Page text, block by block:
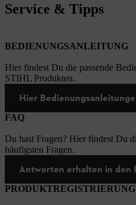
Service & Tipps
BEDIENUNGSANLEITUNG
Hier findest Du die passende
STIHL Produkten.
Hier
FAQ
Du hast Fragen? Hier findest Du
häufigsten Fragen.
Antworten erhalten in den
PRODUKTREGISTRIERUNG